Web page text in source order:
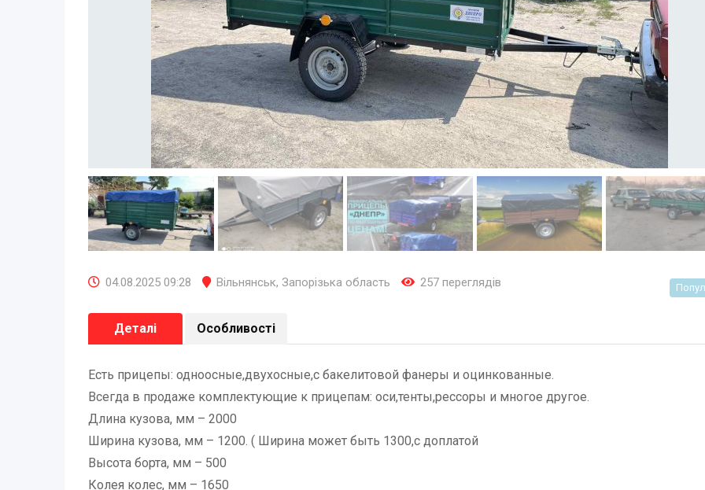
04.08.2025 09:28 Вільнянськ, Запорізька область 257 переглядів
Деталі Особливості
Есть прицепы: одноосные,двухосные,с бакелитовой фанеры и оцинкованные.
Всегда в продаже комплектующие к прицепам: оси,тенты,рессоры и многое другое.
Длина кузова, мм – 2000
Ширина кузова, мм – 1200. ( Ширина может быть 1300,с доплатой
Высота борта, мм – 500
Колея колес, мм – 1650